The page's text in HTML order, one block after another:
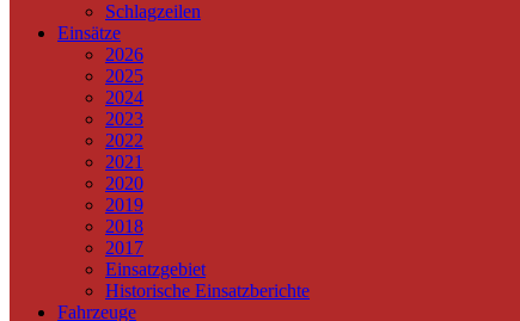
Schlagzeilen
Einsätze
2026
2025
2024
2023
2022
2021
2020
2019
2018
2017
Einsatzgebiet
Historische Einsatzberichte
Fahrzeuge